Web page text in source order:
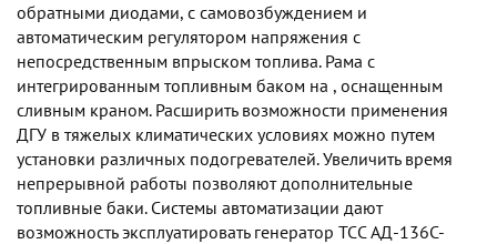
обратными диодами, с самовозбуждением и
автоматическим регулятором напряжения с
непосредственным впрыском топлива. Рама с
интегрированным топливным баком на , оснащенным
сливным краном. Расширить возможности применения
ДГУ в тяжелых климатических условиях можно путем
установки различных подогревателей. Увеличить время
непрерывной работы позволяют дополнительные
топливные баки. Системы автоматизации дают
возможность эксплуатировать генератор TCC АД-136С-